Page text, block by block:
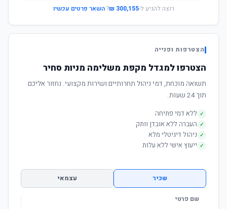
רוצה להגיע ל-300,155 ₪
?השאר פרטים עכשיו
הצטרפות ופנייה
הצטרפו למגדל מקפת משלימה מניות סחיר
תשואה מוכחת, דמי ניהול תחרותיים ושירות מקצועי. נחזור אליכם
תוך 24 שעות.
✓ ללא דמי פתיחה
✓ העברה ללא אובדן וותק
✓ ניהול דיגיטלי מלא
✓ ייעוץ אישי ללא עלות
שכיר עצמאי
שם פרטי